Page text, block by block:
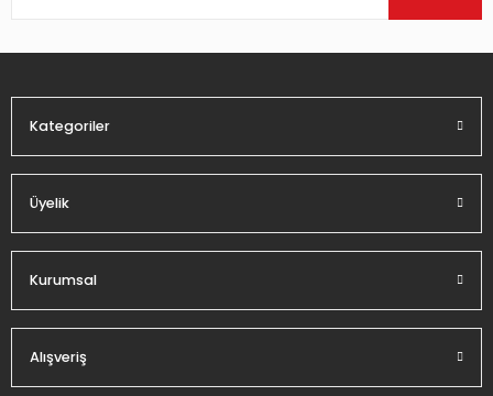
Kategoriler
Üyelik
Kurumsal
Alışveriş